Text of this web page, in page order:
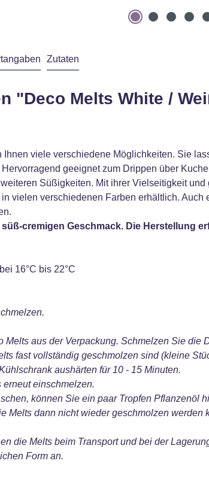
Zutaten
"Deco Melts White /
viele verschiedene Möglichkeiten. Sie
geeignet zum Drippen über
Süßigkeiten. Mit ihrer Vielseitigkeit
vielen verschiedenen Farben erhältlich.
cremigen Geschmack. Die Herstellung
16°C bis 22°C
aus der Verpackung. Schmelzen Sie
fast vollständig geschmolzen sind (kleine
aushärten für 10 - 15 Minuten.
einschmelzen.
können Sie ein paar Tropfen
Melts dann nicht wieder geschmolzen werden
die Melts beim Transport und bei der
Form an.